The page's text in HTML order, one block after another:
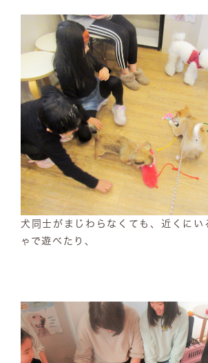
犬同士がまじわらなくても、近くにい
ゃで遊べたり、